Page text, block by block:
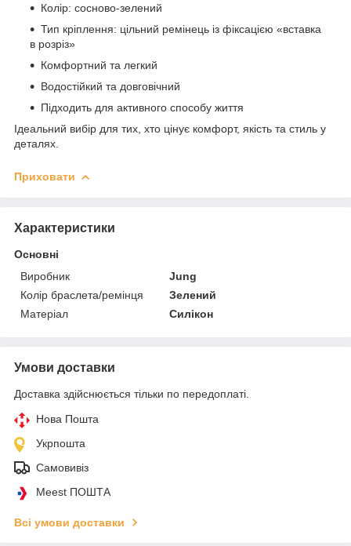
Колір: сосново-зелений
Тип кріплення: цільний ремінець із фіксацією «вставка
в розріз»
Комфортний та легкий
Водостійкий та довговічний
Підходить для активного способу життя
Ідеальний вибір для тих, хто цінує комфорт, якість та стиль у
деталях.
Приховати
Характеристики
Основні
Виробник
Jung
Колір браслета/ремінця
Зелений
Матеріал
Силікон
Умови доставки
Доставка здійснюється тільки по передоплаті.
Нова Пошта
Укрпошта
Самовивіз
Meest ПОШТА
Всі умови доставки